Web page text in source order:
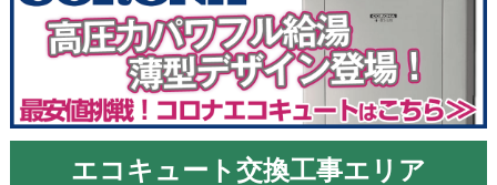
エコキュート交換工事エリア